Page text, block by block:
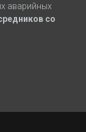
аварийных
со